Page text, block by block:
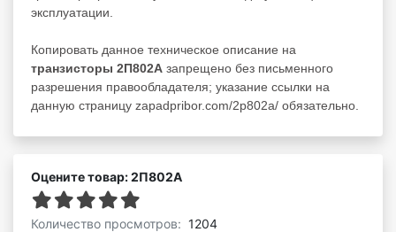
эксплуатации.
Копировать данное техническое описание на
транзисторы 2П802А запрещено без письменного
разрешения правообладателя; указание ссылки на
данную страницу zapadpribor.com/2p802a/ обязательно.
Оцените товар: 2П802А
Количество просмотров: 1204